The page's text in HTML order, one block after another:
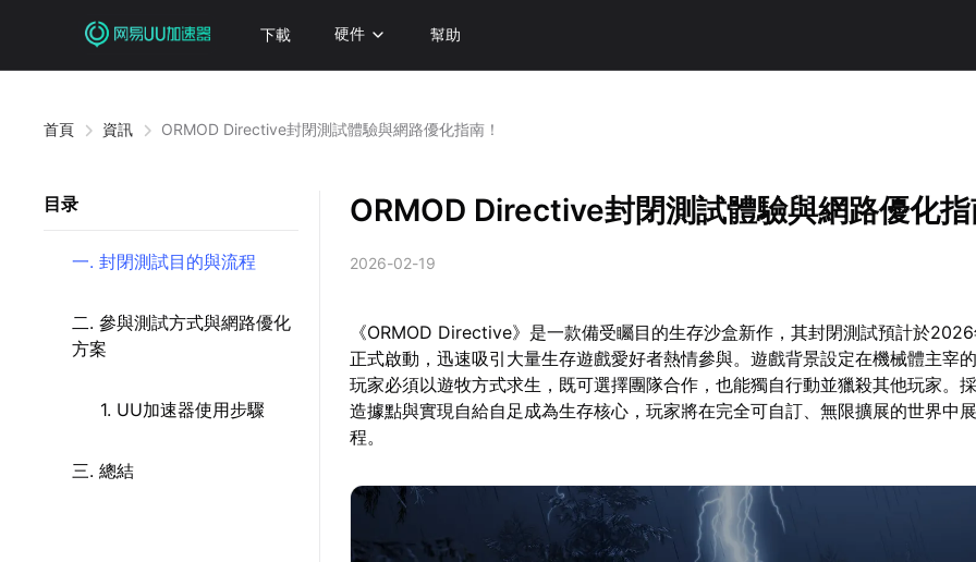
下載 硬件 幫助
首頁 資訊 ORMOD Directive封閉測試體驗與網路優化指南！
目录
一. 封閉測試目的與流程
二. 參與測試方式與網路優化
方案
1. UU加速器使用步驟
三. 總結
ORMOD Directive封閉測試體驗與網路優化
2026-02-19
《ORMOD Directive》是一款備受矚目的生存沙盒新作，其封閉測試預計於
正式啟動，迅速吸引大量生存遊戲愛好者熱情參與。遊戲背景設定在機械體主宰
玩家必須以遊牧方式求生，既可選擇團隊合作，也能獨自行動並獵殺其他玩家。
造據點與實現自給自足成為生存核心，玩家將在完全可自訂、無限擴展的世界中
程。